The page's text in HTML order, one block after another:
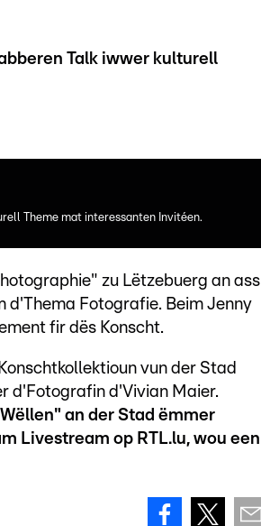
Talk iwwer kulturell
Theme mat interessanten Invitéen.
zu Lëtzebuerg an ass
d'Thema Fotografie. Beim Jenny
fir dës Konscht.
vun der Stad
d'Fotografin d'Vivian Maier.
an der Stad ëmmer
Livestream op RTL.lu, wou een